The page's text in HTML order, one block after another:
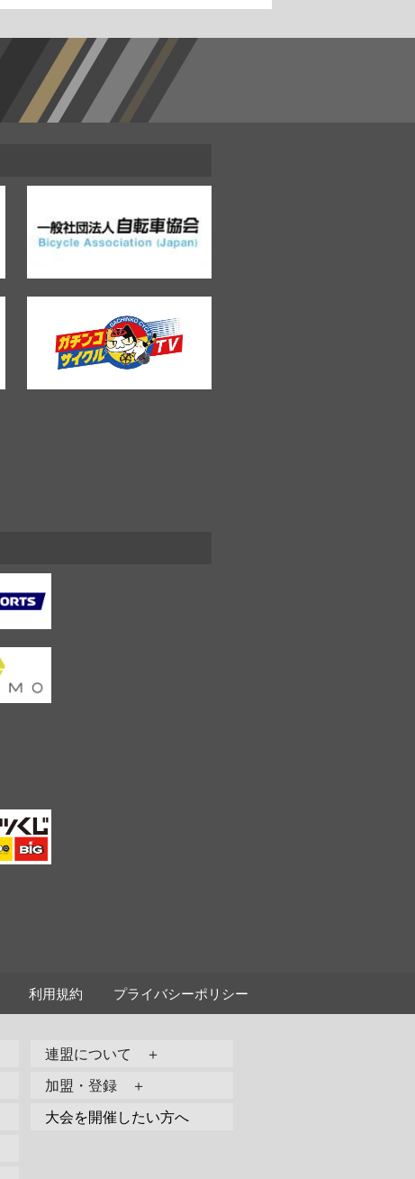
利用規約 プライバシーポリシー
連盟について ＋
加盟・登録 ＋
大会を開催したい方へ